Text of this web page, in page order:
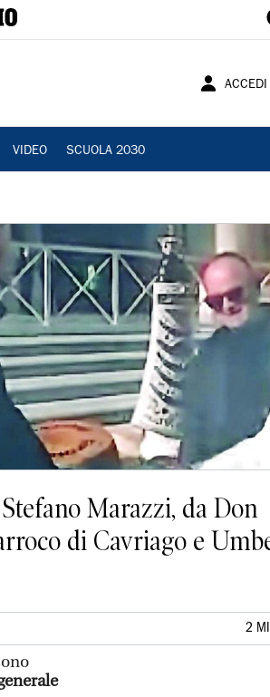
ACCEDI
VIDEO SCUOLA 2030
Marazzi, da Don
di Cavriago e
2